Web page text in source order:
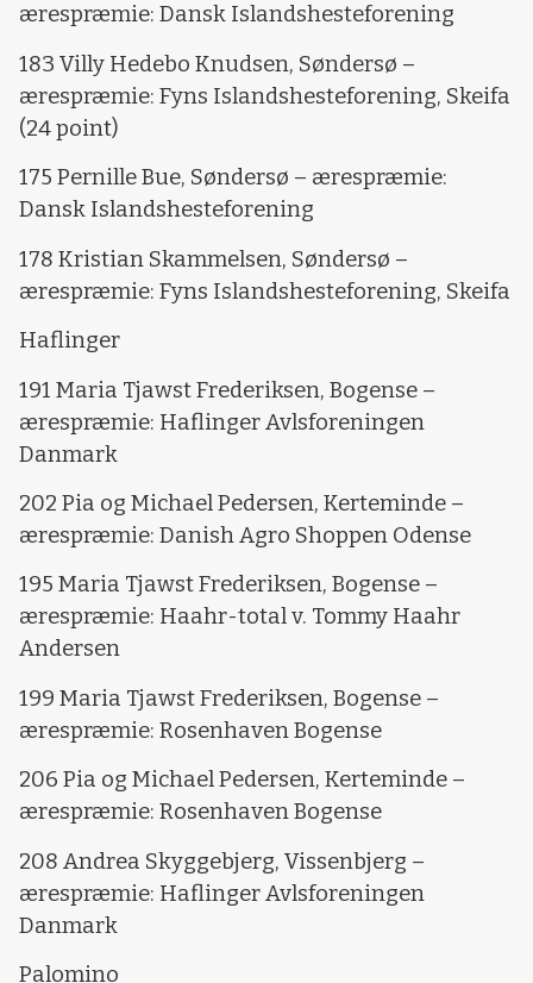
ærespræmie: Dansk Islandshesteforening
183 Villy Hedebo Knudsen, Søndersø –
ærespræmie: Fyns Islandshesteforening, Skeifa
(24 point)
175 Pernille Bue, Søndersø – ærespræmie:
Dansk Islandshesteforening
178 Kristian Skammelsen, Søndersø –
ærespræmie: Fyns Islandshesteforening, Skeifa
Haflinger
191 Maria Tjawst Frederiksen, Bogense –
ærespræmie: Haflinger Avlsforeningen
Danmark
202 Pia og Michael Pedersen, Kerteminde –
ærespræmie: Danish Agro Shoppen Odense
195 Maria Tjawst Frederiksen, Bogense –
ærespræmie: Haahr-total v. Tommy Haahr
Andersen
199 Maria Tjawst Frederiksen, Bogense –
ærespræmie: Rosenhaven Bogense
206 Pia og Michael Pedersen, Kerteminde –
ærespræmie: Rosenhaven Bogense
208 Andrea Skyggebjerg, Vissenbjerg –
ærespræmie: Haflinger Avlsforeningen
Danmark
Palomino